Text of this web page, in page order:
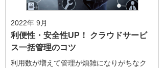
2022年 9月
利便性・安全性UP！ クラウドサービ
ス一括管理のコツ
利用数が増えて管理が煩雑になりがちなク